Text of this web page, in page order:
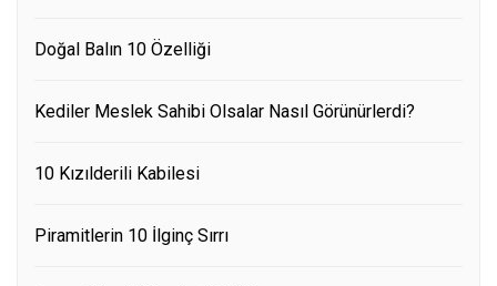
Doğal Balın 10 Özelliği
Kediler Meslek Sahibi Olsalar Nasıl Görünürlerdi?
10 Kızılderili Kabilesi
Piramitlerin 10 İlginç Sırrı